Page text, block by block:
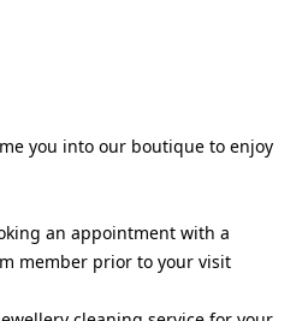
you into our boutique to enjoy
an appointment with a
member prior to your visit